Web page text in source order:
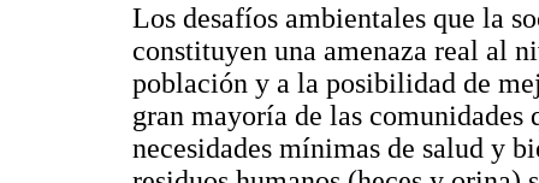
Los desafíos ambientales que la
constituyen una amenaza real al
población y a la posibilidad de
gran mayoría de las comunidades
necesidades mínimas de salud y